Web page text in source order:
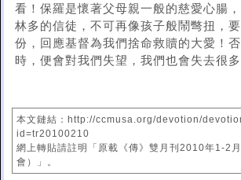
看！保羅是懷著父母親一般的慈愛心腸
林多的信徒，不可再像孩子般鬧彆扭，
份，回應基督為我們捨命救贖的大愛！
時，便會對我們失望，我們也會失去很多
本文鏈結：http://ccmusa.org/devotion/
id=tr20100210
網上轉貼請註明「原載《傳》雙月刊2010年1-2
會）」。